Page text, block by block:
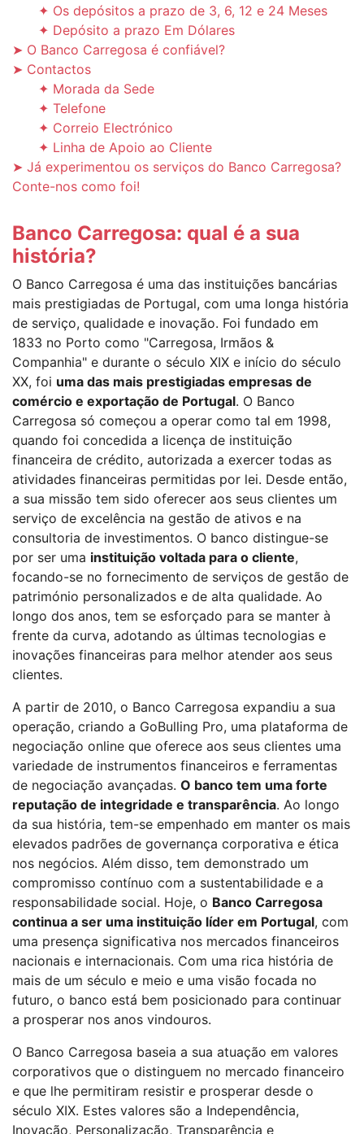
✦ Os depósitos a prazo de 3, 6, 12 e 24 Meses
✦ Depósito a prazo Em Dólares
➤ O Banco Carregosa é confiável?
➤ Contactos
✦ Morada da Sede
✦ Telefone
✦ Correio Electrónico
✦ Linha de Apoio ao Cliente
➤ Já experimentou os serviços do Banco Carregosa?
Conte-nos como foi!
Banco Carregosa: qual é a sua
história?
O Banco Carregosa é uma das instituições bancárias
mais prestigiadas de Portugal, com uma longa história
de serviço, qualidade e inovação. Foi fundado em
1833 no Porto como "Carregosa, Irmãos &
Companhia" e durante o século XIX e início do século
XX, foi uma das mais prestigiadas empresas de
comércio e exportação de Portugal. O Banco
Carregosa só começou a operar como tal em 1998,
quando foi concedida a licença de instituição
financeira de crédito, autorizada a exercer todas as
atividades financeiras permitidas por lei. Desde então,
a sua missão tem sido oferecer aos seus clientes um
serviço de excelência na gestão de ativos e na
consultoria de investimentos. O banco distingue-se
por ser uma instituição voltada para o cliente,
focando-se no fornecimento de serviços de gestão de
património personalizados e de alta qualidade. Ao
longo dos anos, tem se esforçado para se manter à
frente da curva, adotando as últimas tecnologias e
inovações financeiras para melhor atender aos seus
clientes.
A partir de 2010, o Banco Carregosa expandiu a sua
operação, criando a GoBulling Pro, uma plataforma de
negociação online que oferece aos seus clientes uma
variedade de instrumentos financeiros e ferramentas
de negociação avançadas. O banco tem uma forte
reputação de integridade e transparência. Ao longo
da sua história, tem-se empenhado em manter os mais
elevados padrões de governança corporativa e ética
nos negócios. Além disso, tem demonstrado um
compromisso contínuo com a sustentabilidade e a
responsabilidade social. Hoje, o Banco Carregosa
continua a ser uma instituição líder em Portugal, com
uma presença significativa nos mercados financeiros
nacionais e internacionais. Com uma rica história de
mais de um século e meio e uma visão focada no
futuro, o banco está bem posicionado para continuar
a prosperar nos anos vindouros.
O Banco Carregosa baseia a sua atuação em valores
corporativos que o distinguem no mercado financeiro
e que lhe permitiram resistir e prosperar desde o
século XIX. Estes valores são a Independência,
Inovação, Personalização, Transparência e